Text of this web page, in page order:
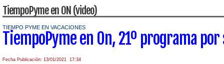
TiempoPyme en ON (video)
TIEMPO PYME EN VACACIONES
TiempoPyme en On, 21º programa
Fecha Publicación: 13/01/2021 17:34